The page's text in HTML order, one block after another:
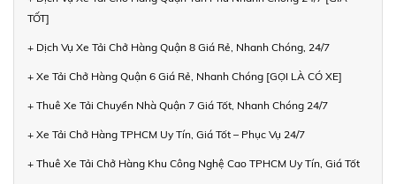
TỐT]
+ Dịch Vụ Xe Tải Chở Hàng Quận 8 Giá Rẻ, Nhanh Chóng, 24/7
+ Xe Tải Chở Hàng Quận 6 Giá Rẻ, Nhanh Chóng [GỌI LÀ CÓ XE]
+ Thuê Xe Tải Chuyển Nhà Quận 7 Giá Tốt, Nhanh Chóng 24/7
+ Xe Tải Chở Hàng TPHCM Uy Tín, Giá Tốt – Phục Vụ 24/7
+ Thuê Xe Tải Chở Hàng Khu Công Nghệ Cao TPHCM Uy Tín, Giá Tốt